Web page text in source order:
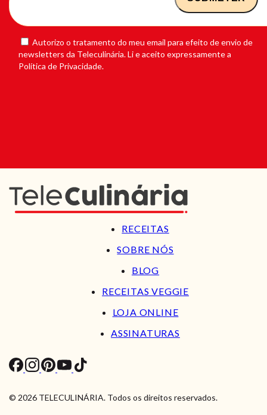
Autorizo o tratamento do meu email para efeito de envio de
newsletters da Teleculinária. Li e aceito expressamente a
Política de Privacidade.
RECEITAS
SOBRE NÓS
BLOG
RECEITAS VEGGIE
LOJA ONLINE
ASSINATURAS
© 2026 TELECULINÁRIA. Todos os direitos reservados.